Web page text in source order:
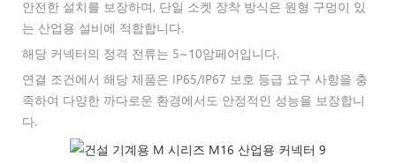
안전한 설치를 보장하며, 단일 소켓 장착 방식은 원형 구멍이 있
는 산업용 설비에 적합합니다.
해당 커넥터의 정격 전류는 5~10암페어입니다.
연결 조건에서 해당 제품은 IP65/IP67 보호 등급 요구 사항을 충
족하여 다양한 까다로운 환경에서도 안정적인 성능을 보장합니
다.